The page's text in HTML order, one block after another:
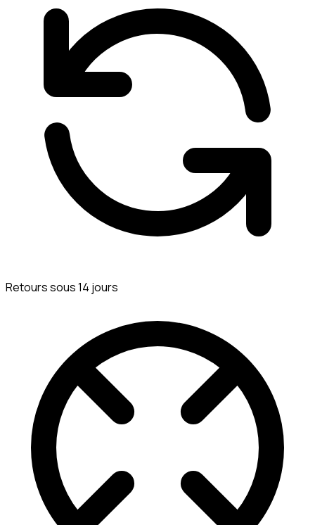
Retours sous 14 jours